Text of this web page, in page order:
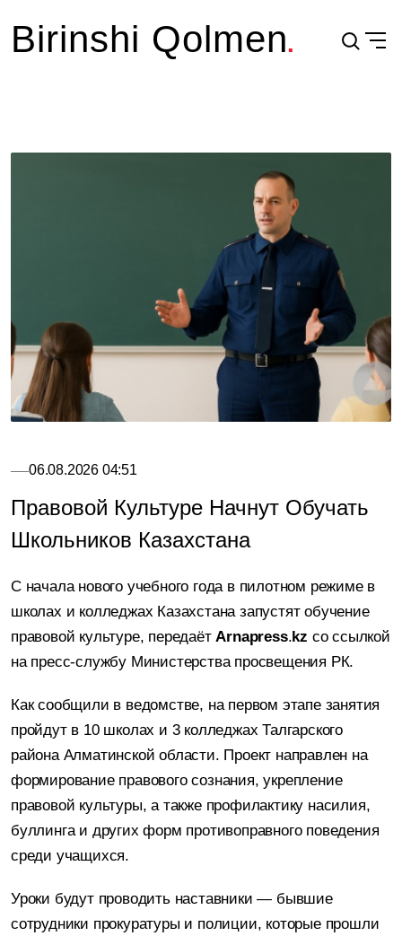
Birinshi Qolmen
06.08.2026 04:51
Правовой Культуре Начнут Обучать
Школьников Казахстана
С начала нового учебного года в пилотном режиме в
школах и колледжах Казахстана запустят обучение
правовой культуре, передаётArnapress.kz со ссылкой
на пресс-службу Министерства просвещения РК.
Как сообщили в ведомстве, на первом этапе занятия
пройдут в 10 школах и 3 колледжах Талгарского
района Алматинской области. Проект направлен на
формирование правового сознания, укрепление
правовой культуры, а также профилактику насилия,
буллинга и других форм противоправного поведения
среди учащихся.
Уроки будут проводить наставники — бывшие
сотрудники прокуратуры и полиции, которые прошли